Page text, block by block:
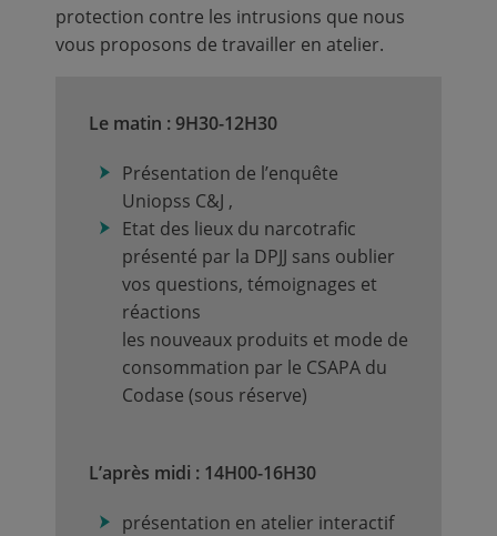
protection contre les intrusions que nous
vous proposons de travailler en atelier.
Le matin : 9H30-12H30
Présentation de l’enquête
Uniopss C&J ,
Etat des lieux du narcotrafic
présenté par la DPJJ sans oublier
vos questions, témoignages et
réactions
les nouveaux produits et mode de
consommation par le CSAPA du
Codase (sous réserve)
L’après midi : 14H00-16H30
présentation en atelier interactif